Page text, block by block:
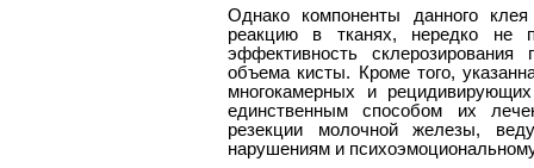
Однако компоненты данного
реакцию в тканях, нередко не
эффективность склерозирования
объема кисты. Кроме того,
многокамерных и
единственным способом их
резекции молочной железы,
нарушениям и